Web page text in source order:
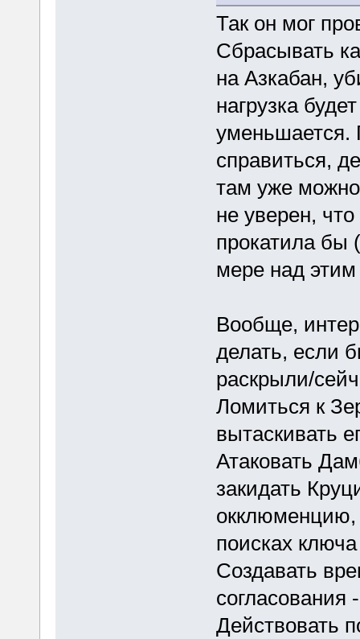
Так он мог
Сбрасывать
на Азкабан,
нагрузка
уменьшается.
справиться,
там уже
не уверен, что
прокатила бы
мере над
Вообще,
делать, если
раскрыли/
Ломиться к
вытаскивать
Атаковать
закидать
окклюменцию,
поисках
Создавать
согласования
Действовать